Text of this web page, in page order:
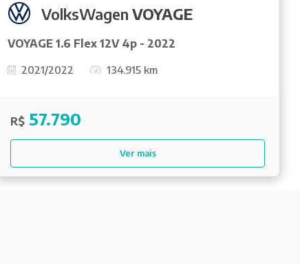
VolksWagen VOYAGE
VOYAGE 1.6 Flex 12V 4p - 2022
2021/2022 134.915 km
R$ 57.790
Ver mais